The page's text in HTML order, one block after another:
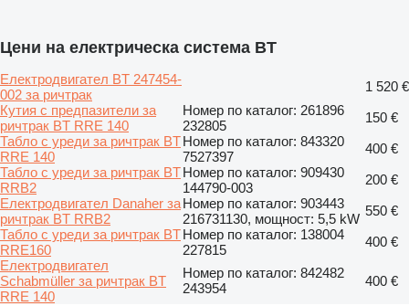
Цени на електрическа система BT
Електродвигател BT 247454-
002 за ричтрак
1 520 €
Кутия с предпазители за
ричтрак BT RRE 140
Номер по каталог: 261896
232805
150 €
Табло с уреди за ричтрак BT
RRE 140
Номер по каталог: 843320
7527397
400 €
Табло с уреди за ричтрак BT
RRB2
Номер по каталог: 909430
144790-003
200 €
Електродвигател Danaher за
ричтрак BT RRB2
Номер по каталог: 903443
216731130, мощност: 5,5 kW
550 €
Табло с уреди за ричтрак BT
RRE160
Номер по каталог: 138004
227815
400 €
Електродвигател
Schabmüller за ричтрак BT
RRE 140
Номер по каталог: 842482
243954
400 €